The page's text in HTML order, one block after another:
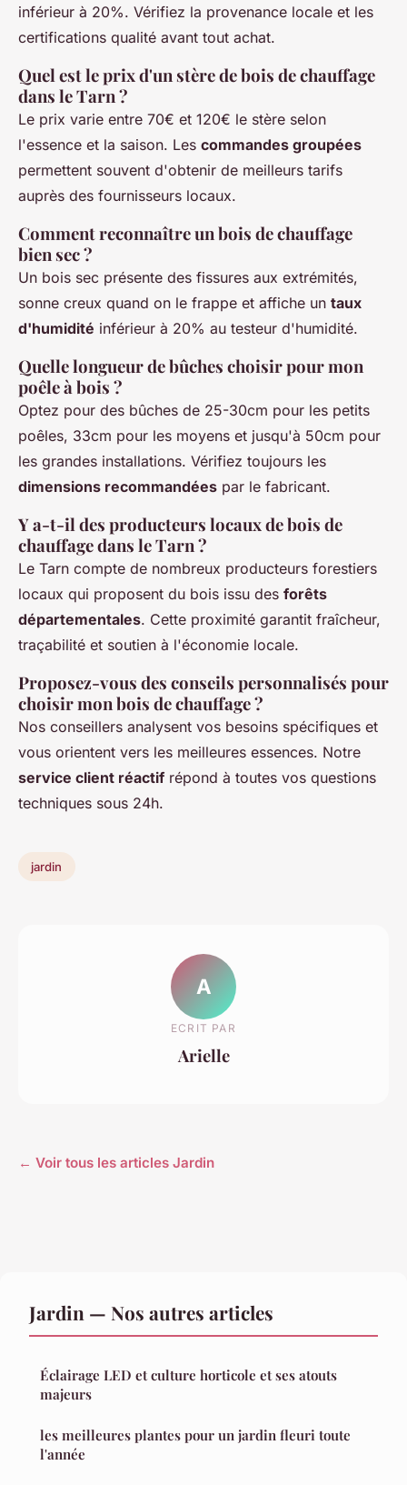
inférieur à 20%. Vérifiez la provenance locale et les
certifications qualité avant tout achat.
Quel est le prix d'un stère de bois de chauffage
dans le Tarn ?
Le prix varie entre 70€ et 120€ le stère selon
l'essence et la saison. Les commandes groupées
permettent souvent d'obtenir de meilleurs tarifs
auprès des fournisseurs locaux.
Comment reconnaître un bois de chauffage
bien sec ?
Un bois sec présente des fissures aux extrémités,
sonne creux quand on le frappe et affiche un taux
d'humidité inférieur à 20% au testeur d'humidité.
Quelle longueur de bûches choisir pour mon
poêle à bois ?
Optez pour des bûches de 25-30cm pour les petits
poêles, 33cm pour les moyens et jusqu'à 50cm pour
les grandes installations. Vérifiez toujours les
dimensions recommandées par le fabricant.
Y a-t-il des producteurs locaux de bois de
chauffage dans le Tarn ?
Le Tarn compte de nombreux producteurs forestiers
locaux qui proposent du bois issu des forêts
départementales. Cette proximité garantit fraîcheur,
traçabilité et soutien à l'économie locale.
Proposez-vous des conseils personnalisés pour
choisir mon bois de chauffage ?
Nos conseillers analysent vos besoins spécifiques et
vous orientent vers les meilleures essences. Notre
service client réactif répond à toutes vos questions
techniques sous 24h.
jardin
A
ECRIT PAR
Arielle
← Voir tous les articles Jardin
Jardin — Nos autres articles
Éclairage LED et culture horticole et ses atouts
majeurs
les meilleures plantes pour un jardin fleuri toute
l'année